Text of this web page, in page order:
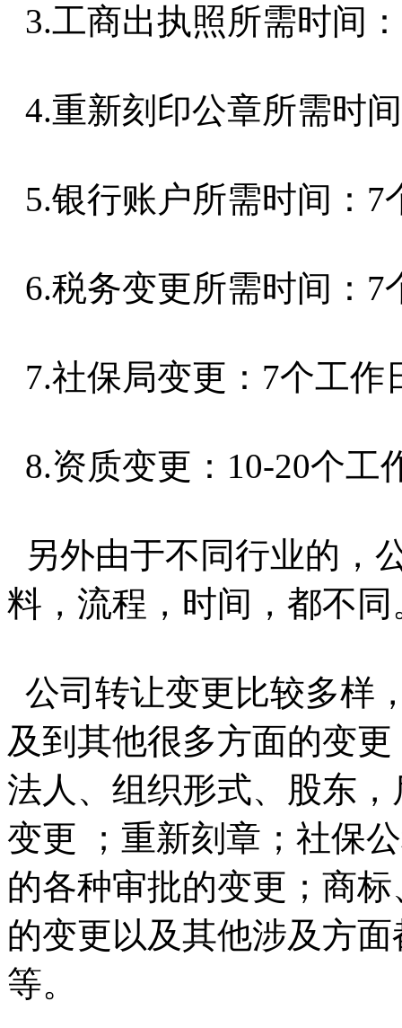
3.工商出执照所需时间
4.重新刻印公章所需时
5.银行账户所需时间：7
6.税务变更所需时间：7
7.社保局变更：7个工作
8.资质变更：10-20个工
另外由于不同行业的，
料，流程，时间，都不同
公司转让变更比较多样
及到其他很多方面的变
法人、组织形式、股东
变更 ；重新刻章；社保
的各种审批的变更；商
的变更以及其他涉及方
等。